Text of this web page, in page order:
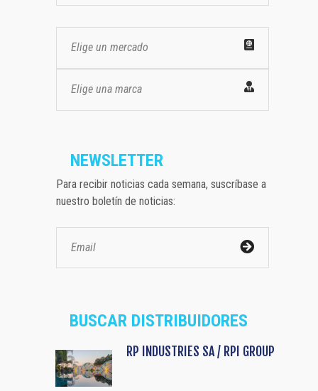
Elige un mercado
Elige una marca
NEWSLETTER
Para recibir noticias cada semana, suscríbase a
nuestro boletín de noticias:
BUSCAR DISTRIBUIDORES
RP INDUSTRIES SA / RPI GROUP